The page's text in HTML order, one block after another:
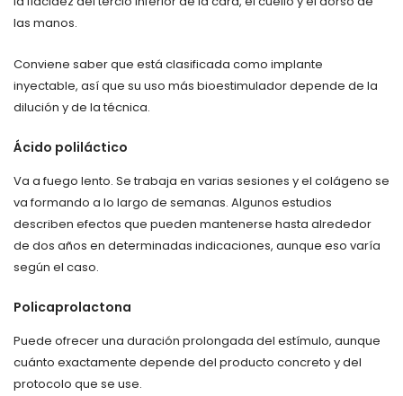
las manos.
Conviene saber que está clasificada como implante
inyectable, así que su uso más bioestimulador depende de la
dilución y de la técnica.
Ácido poliláctico
Va a fuego lento. Se trabaja en varias sesiones y el colágeno se
va formando a lo largo de semanas. Algunos estudios
describen efectos que pueden mantenerse hasta alrededor
de dos años en determinadas indicaciones, aunque eso varía
según el caso.
Policaprolactona
Puede ofrecer una duración prolongada del estímulo, aunque
cuánto exactamente depende del producto concreto y del
protocolo que se use.